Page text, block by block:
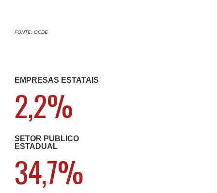
FONTE: OCDE
EMPRESAS ESTATAIS
2,2%
SETOR PÚBLICO
ESTADUAL
34,7%